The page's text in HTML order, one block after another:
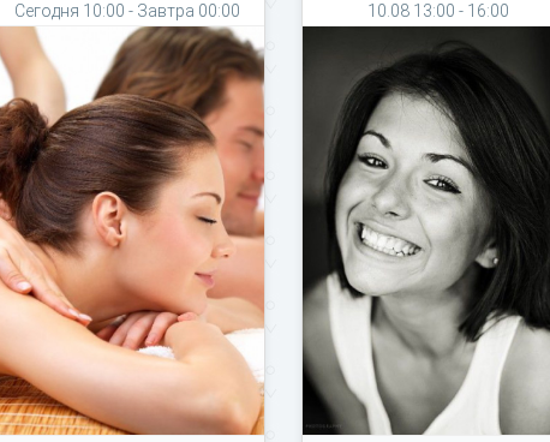
Сегодня 10:00 - Завтра 00:00
10.08 13:00 - 16:00